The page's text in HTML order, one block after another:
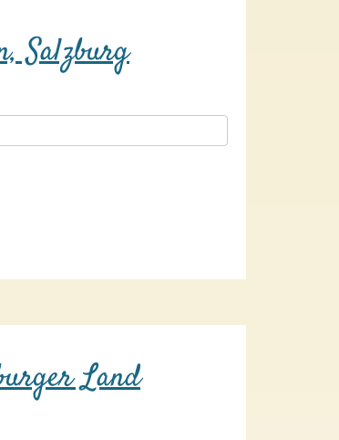
Salzburg
Land